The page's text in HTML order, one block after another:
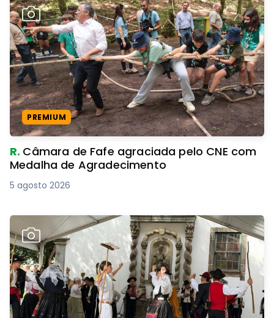
PREMIUM
R. Câmara de Fafe agraciada pelo CNE com
Medalha de Agradecimento
5 agosto 2026